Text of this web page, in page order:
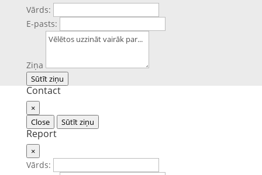
Vārds:
E-pasts:
Ziņa
Sūtīt ziņu
Contact
×
Close
Sūtīt ziņu
Report
×
Vārds: